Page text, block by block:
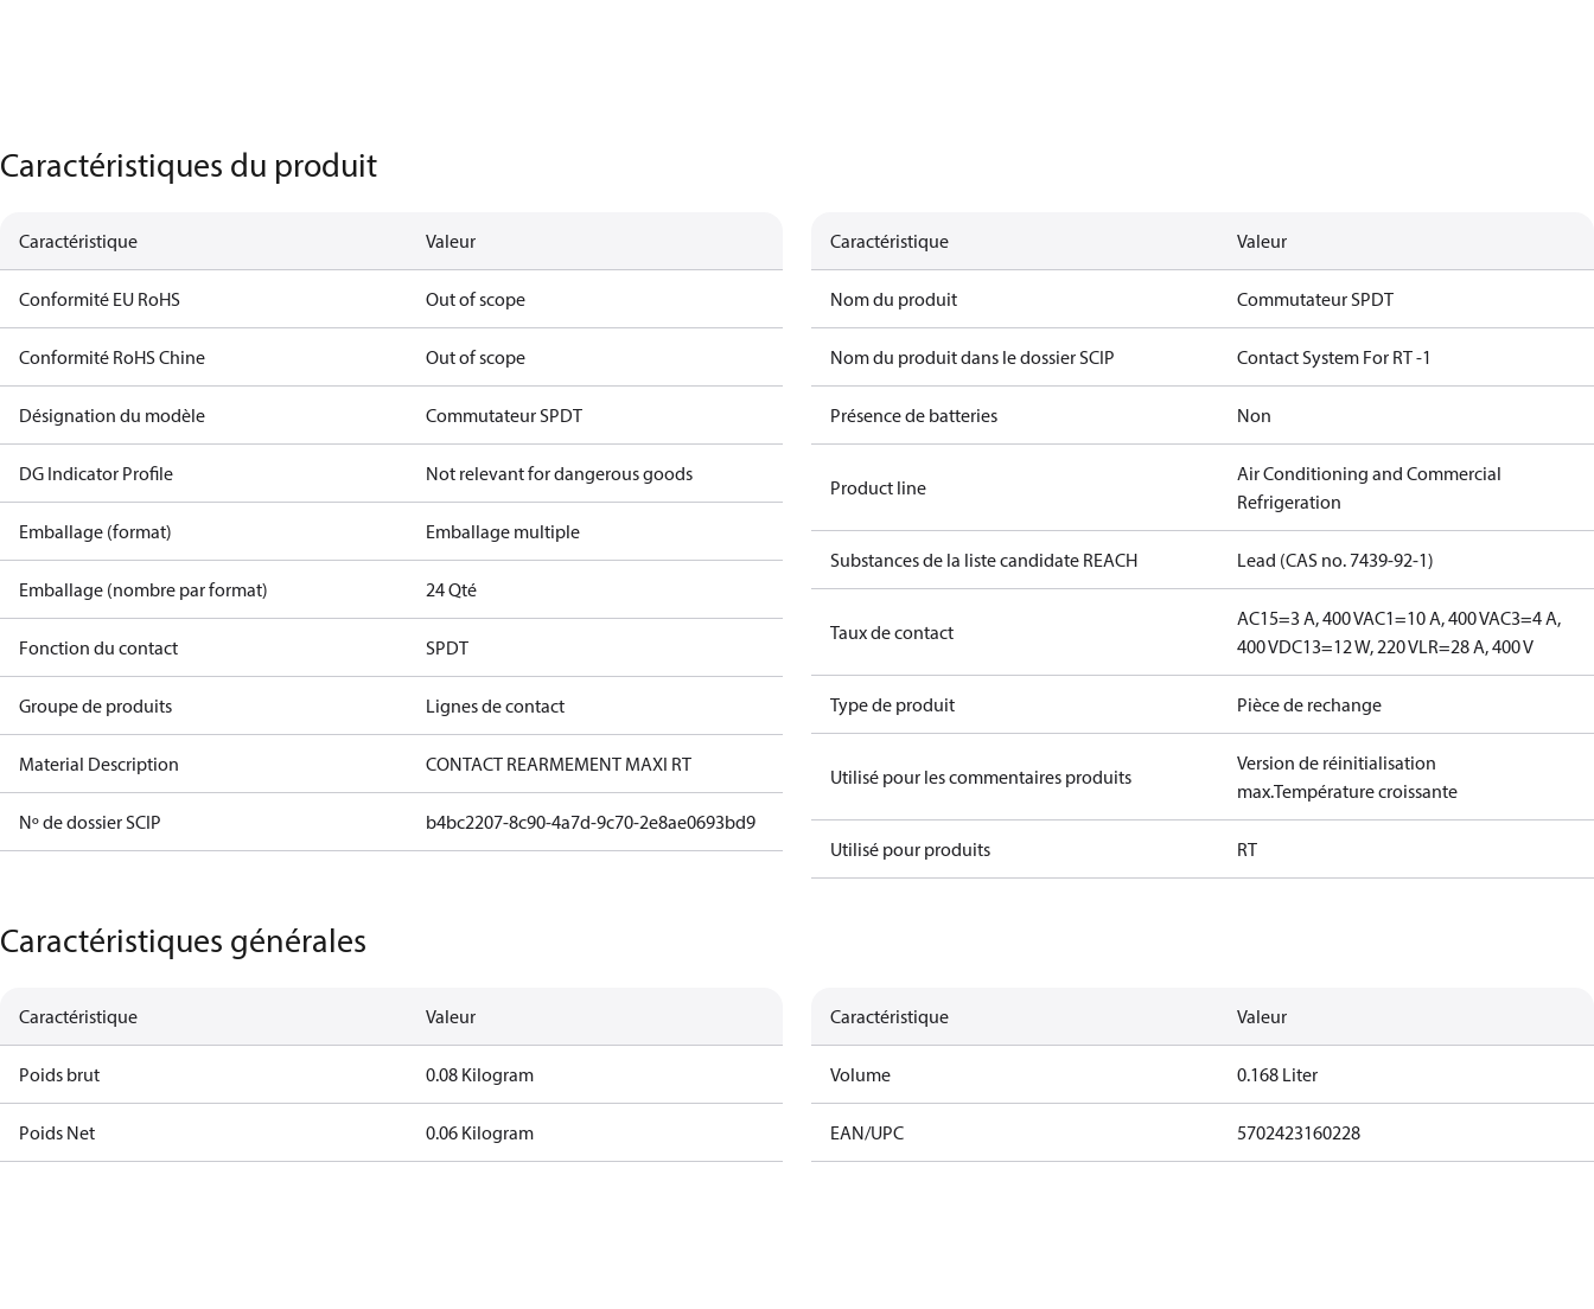
Caractéristiques du produit
Caractéristique Valeur
Conformité EU RoHS Out of scope
Conformité RoHS Chine Out of scope
Désignation du modèle Commutateur SPDT
DG Indicator Profile Not relevant for dangerous goods
Emballage (format) Emballage multiple
Emballage (nombre par format) 24 Qté
Fonction du contact SPDT
Groupe de produits Lignes de contact
Material Description CONTACT REARMEMENT MAXI RT
Nº de dossier SCIP b4bc2207-8c90-4a7d-9c70-2e8ae0693bd9
Caractéristique Valeur
Nom du produit Commutateur SPDT
Nom du produit dans le dossier SCIP Contact System For RT -1
Présence de batteries Non
Product line
Air Conditioning and Commercial
Refrigeration
Substances de la liste candidate REACH Lead (CAS no. 7439-92-1)
Taux de contact
AC15=3 A, 400 VAC1=10 A, 400 VAC3=4 A,
400 VDC13=12 W, 220 VLR=28 A, 400 V
Type de produit Pièce de rechange
Utilisé pour les commentaires produits
Version de réinitialisation
max.Température croissante
Utilisé pour produits RT
Caractéristiques générales
Caractéristique Valeur
Poids brut 0.08 Kilogram
Poids Net 0.06 Kilogram
Caractéristique Valeur
Volume 0.168 Liter
EAN/UPC 5702423160228